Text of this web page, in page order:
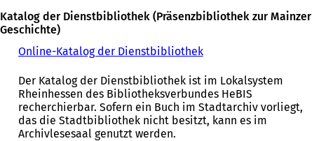
t
n
e
m
n
Katalog der Dienstbibliothek (Präsenzbibliothek zur Mainzer
Geschichte)
Online-Katalog der Dienstbibliothek(
f
f
n
e
Der Katalog der Dienstbibliothek ist im Lokalsystem
Rheinhessen des Bibliotheksverbundes HeBIS
recherchierbar. Sofern ein Buch im Stadtarchiv vorliegt,
das die Stadtbibliothek nicht besitzt, kann es im
Archivlesesaal genutzt werden.